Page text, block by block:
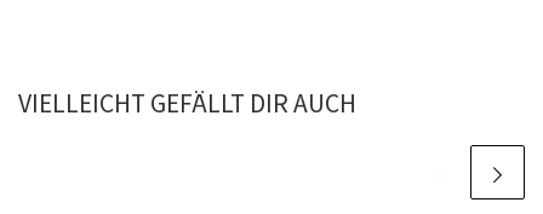
VIELLEICHT GEFÄLLT DIR AUCH